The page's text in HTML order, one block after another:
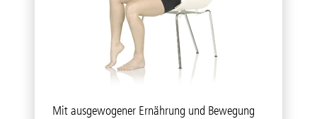
Mit ausgewogener Ernährung und Bewegung